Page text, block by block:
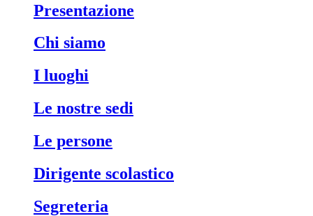
presentazione
chi siamo
i luoghi
le nostre sedi
le persone
dirigente scolastico
segreteria